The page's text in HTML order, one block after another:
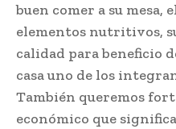
buen comer a su
elementos nutritivos,
calidad para beneficio
casa uno de los
También queremos
económico que